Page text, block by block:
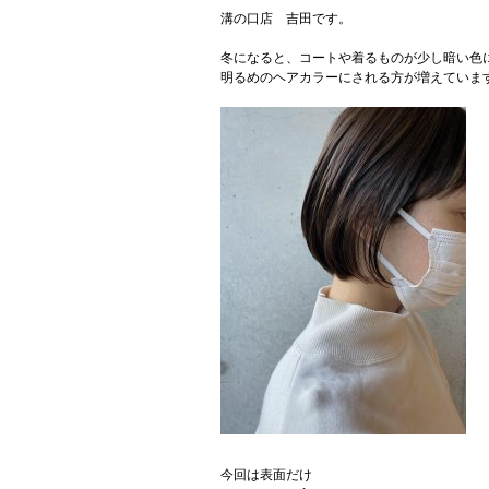
溝の口店 吉田です。
冬になると、コートや着るものが少し暗い色
明るめのヘアカラーにされる方が増えていま
今回は表面だけ